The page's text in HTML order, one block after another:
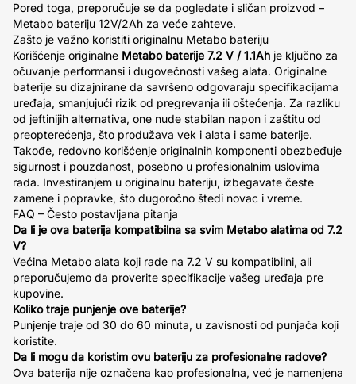
Pored toga, preporučuje se da pogledate i sličan proizvod –
Metabo bateriju 12V/2Ah za veće zahteve.
Zašto je važno koristiti originalnu Metabo bateriju
Korišćenje originalne Metabo baterije 7.2 V / 1.1Ah je ključno za
očuvanje performansi i dugovečnosti vašeg alata. Originalne
baterije su dizajnirane da savršeno odgovaraju specifikacijama
uređaja, smanjujući rizik od pregrevanja ili oštećenja. Za razliku
od jeftinijih alternativa, one nude stabilan napon i zaštitu od
preopterećenja, što produžava vek i alata i same baterije.
Takođe, redovno korišćenje originalnih komponenti obezbeđuje
sigurnost i pouzdanost, posebno u profesionalnim uslovima
rada. Investiranjem u originalnu bateriju, izbegavate česte
zamene i popravke, što dugoročno štedi novac i vreme.
FAQ – Često postavljana pitanja
Da li je ova baterija kompatibilna sa svim Metabo alatima od 7.2
V?
Većina Metabo alata koji rade na 7.2 V su kompatibilni, ali
preporučujemo da proverite specifikacije vašeg uređaja pre
kupovine.
Koliko traje punjenje ove baterije?
Punjenje traje od 30 do 60 minuta, u zavisnosti od punjača koji
koristite.
Da li mogu da koristim ovu bateriju za profesionalne radove?
Ova baterija nije označena kao profesionalna, već je namenjena